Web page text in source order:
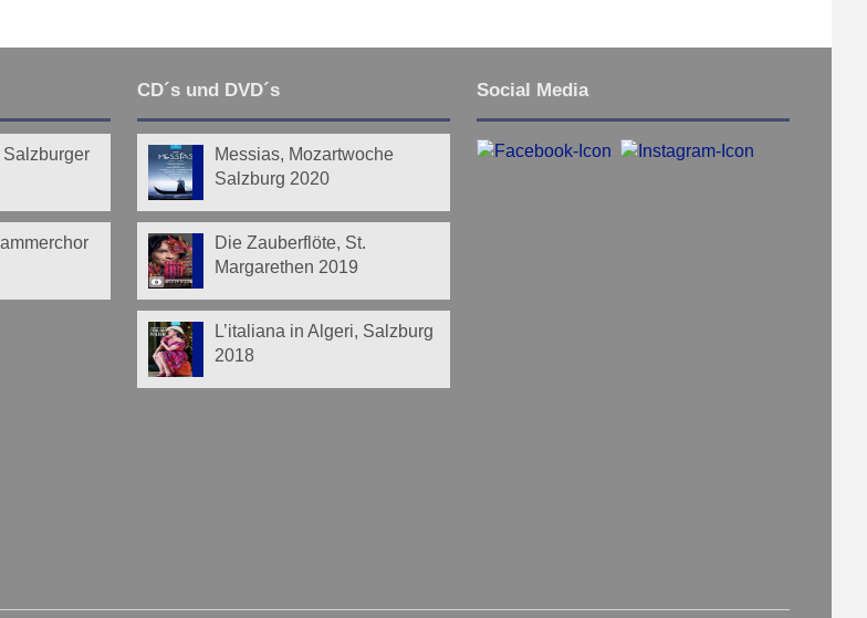
Salzburger
CD´s und DVD´s
Messias, Mozartwoche
Salzburg 2020
Die Zauberflöte, St.
Margarethen 2019
L’italiana in Algeri, Salzburg
2018
Social Media